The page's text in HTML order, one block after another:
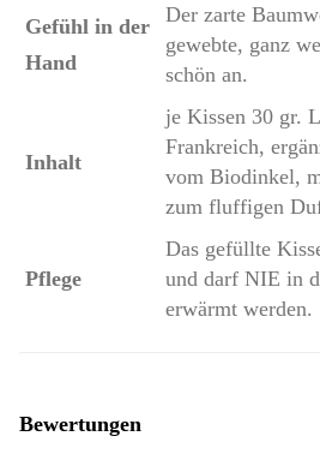
Gefühl in der
Hand
Der zarte
gewebte, ganz
schön an.
Inhalt
je Kissen 30 gr.
Frankreich,
vom Biodinkel,
zum fluffigen
Pflege
Das gefüllte
und darf NIE in
erwärmt werden.
Bewertungen